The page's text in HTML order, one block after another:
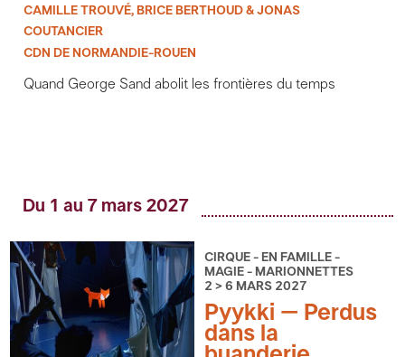
CAMILLE TROUVÉ, BRICE BERTHOUD & JONAS
COUTANCIER
CDN DE NORMANDIE-ROUEN
Quand George Sand abolit les frontières du temps
Du 1 au 7 mars 2027
CIRQUE - EN FAMILLE -
MAGIE - MARIONNETTES
2 > 6 MARS 2027
Pyykki – Perdus
dans la